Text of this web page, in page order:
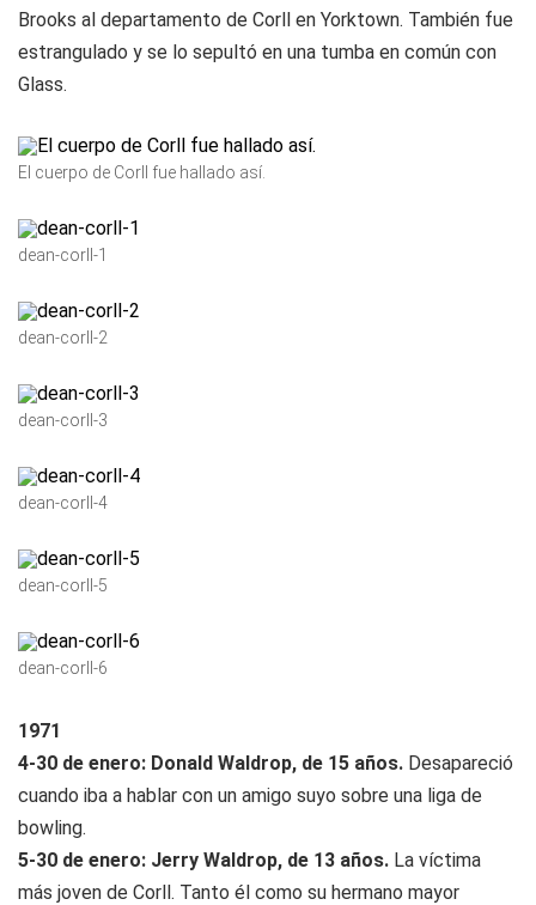
Brooks al departamento de Corll en Yorktown. También fue
estrangulado y se lo sepultó en una tumba en común con
Glass.
El cuerpo de Corll fue hallado así.
dean-corll-1
dean-corll-2
dean-corll-3
dean-corll-4
dean-corll-5
dean-corll-6
1971
4-30 de enero: Donald Waldrop, de 15 años. Desapareció
cuando iba a hablar con un amigo suyo sobre una liga de
bowling.
5-30 de enero: Jerry Waldrop, de 13 años. La víctima
más joven de Corll. Tanto él como su hermano mayor